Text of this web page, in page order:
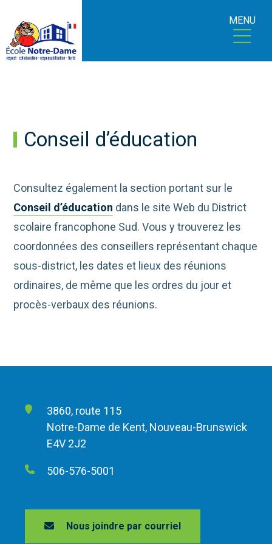
MENU
Conseil d’éducation
Consultez également la section portant sur le
Conseil d’éducation dans le site Web du District
scolaire francophone Sud. Vous y trouverez les
coordonnées des conseillers représentant chaque
sous-district, les dates et lieux des réunions
ordinaires, de même que les ordres du jour et
procès-verbaux des réunions.
3860, route 115
Notre-Dame de Kent, Nouveau-Brunswick
E4V 2J2
506-576-5001
Nous joindre par courriel